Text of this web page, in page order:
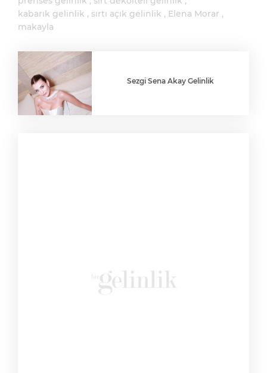
kabarık gelinlik
sırtı açık gelinlik
Elena Morar
makayla
Sezgi Sena Akay Gelinlik